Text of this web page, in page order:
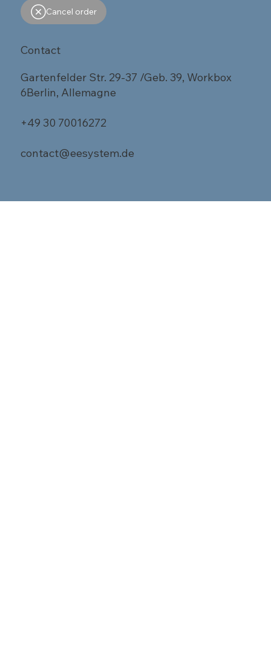
Cancel order
Contact
Gartenfelder Str. 29-37 /Geb. 39, Workbox
6Berlin, Allemagne
+49 30 70016272
contact@eesystem.de